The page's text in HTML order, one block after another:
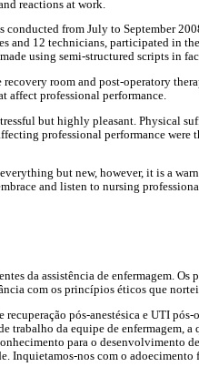
reactions at work.
conducted from July to September
and 12 technicians, participated in
using semi-structured scripts in
room and post-operatory
affect professional performance.
but highly pleasant. Physical
professional performance
but new, however, it is a
and listen to nursing
da assistência de enfermagem. Os
com os princípios éticos que
pós-anestésica e UTI
trabalho da equipe de enfermagem, a
para o desenvolvimento
Inquietamos-nos com o adoecimento